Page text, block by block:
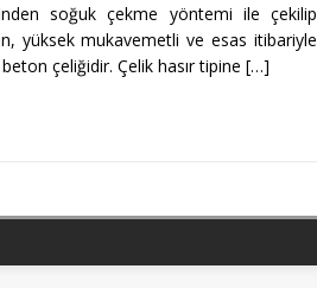
soğuk çekme yöntemi ile çekilip
yüksek mukavemetli ve esas itibariyle
çeliğidir. Çelik hasır tipine […]